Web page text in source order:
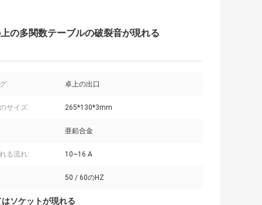
の多関数テーブルの破裂音が現れる
: 卓上の出口
サイズ: 265*130*3mm
亜鉛合金
る流れ: 10~16 A
50 / 60のHZ
ソケットが現れる